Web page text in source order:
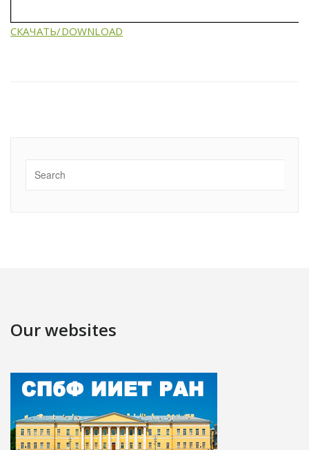
СКАЧАТЬ/DOWNLOAD
Our websites